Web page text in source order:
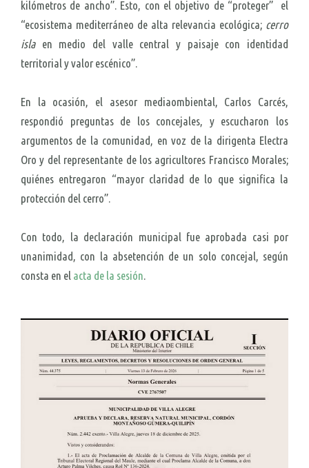
kilómetros de ancho”. Esto, con el objetivo de “proteger” el
“ecosistema mediterráneo de alta relevancia ecológica; cerro
islaen medio del valle central y paisaje con identidad
territorial y valor escénico”.
En la ocasión, el asesor mediaombiental, Carlos Carcés,
respondió preguntas de los concejales, y escucharon los
argumentos de la comunidad, en voz de la dirigenta Electra
Oro y del representante de los agricultores Francisco Morales;
quiénes entregaron “mayor claridad de lo que significa la
protección del cerro”.
Con todo, la declaración municipal fue aprobada casi por
unanimidad, con la absetención de un solo concejal, según
consta en el acta de la sesión.